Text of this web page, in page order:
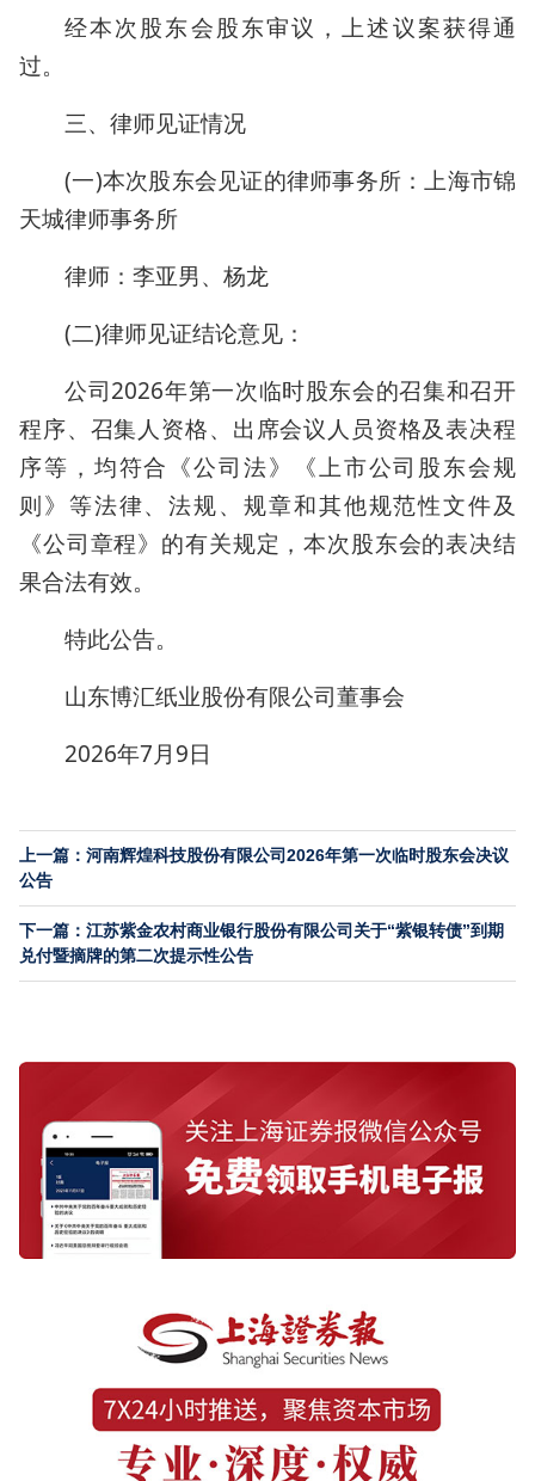
经本次股东会股东审议，上述议案获得通
过。
三、律师见证情况
(一)本次股东会见证的律师事务所：上海市锦
天城律师事务所
律师：李亚男、杨龙
(二)律师见证结论意见：
公司2026年第一次临时股东会的召集和召开
程序、召集人资格、出席会议人员资格及表决程
序等，均符合《公司法》《上市公司股东会规
则》等法律、法规、规章和其他规范性文件及
《公司章程》的有关规定，本次股东会的表决结
果合法有效。
特此公告。
山东博汇纸业股份有限公司董事会
2026年7月9日
上一篇：河南辉煌科技股份有限公司2026年第一次临时股东会决议
公告
下一篇：江苏紫金农村商业银行股份有限公司关于“紫银转债”到期
兑付暨摘牌的第二次提示性公告